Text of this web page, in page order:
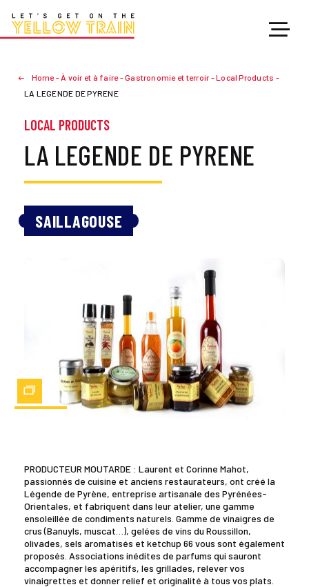
Home-À voir et à faire-Gastronomie et terroir-Local Products -
LA LEGENDE DE PYRENE
LOCAL PRODUCTS
LA LEGENDE DE PYRENE
SAILLAGOUSE
Zoom
PRODUCTEUR MOUTARDE : Laurent et Corinne Mahot,
passionnés de cuisine et anciens restaurateurs, ont créé la
Légende de Pyrène, entreprise artisanale des Pyrénées-
Orientales, et fabriquent dans leur atelier, une gamme
ensoleillée de condiments naturels. Gamme de vinaigres de
crus (Banuyls, muscat…), gelées de vins du Roussillon,
olivades, sels aromatisés et ketchup 66 vous sont également
proposés. Associations inédites de parfums qui sauront
accompagner les apéritifs, les grillades, relever vos
vinaigrettes et donner relief et originalité à tous vos plats.